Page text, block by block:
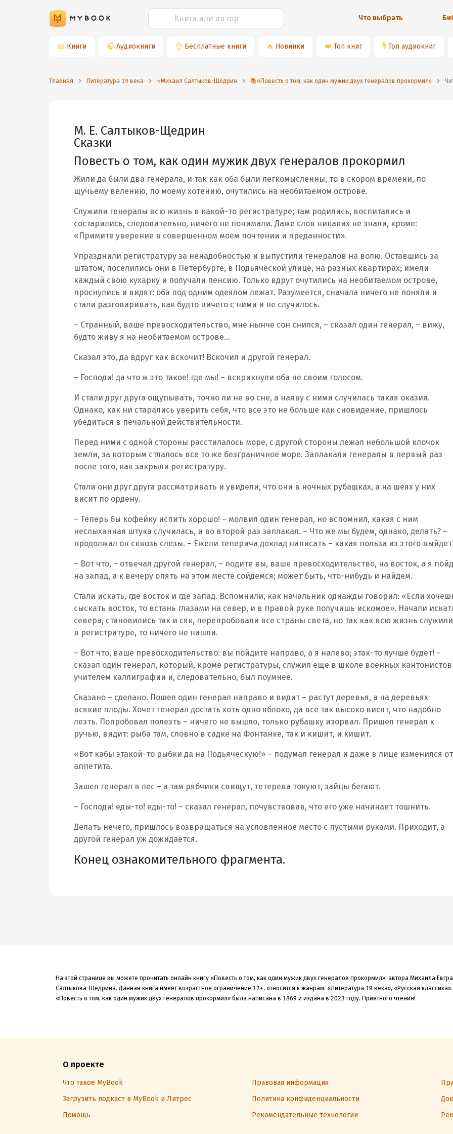
Что выбрать
📖 Книги 🎧 Аудиокниги 👌 Бесплатные книги 🔥 Новинки ❤️ Топ книг 🎙 Топ аудиокниг
Главная Литература 19 века ⭐️Михаил Салтыков-Щедрин 📚«Повесть о том, как один мужик двух генералов прокормил»
М. Е. Салтыков-Щедрин
Сказки
Повесть о том, как один мужик двух генералов прокормил
Жили да были два генерала, и так как оба были легкомысленны, то в скором времени, по
щучьему велению, по моему хотению, очутились на необитаемом острове.
Служили генералы всю жизнь в какой-то регистратуре; там родились, воспитались и
состарились, следовательно, ничего не понимали. Даже слов никаких не знали, кроме:
«Примите уверение в совершенном моем почтении и преданности».
Упразднили регистратуру за ненадобностью и выпустили генералов на волю. Оставшись за
штатом, поселились они в Петербурге, в Подьяческой улице, на разных квартирах; имели
каждый свою кухарку и получали пенсию. Только вдруг очутились на необитаемом острове,
проснулись и видят: оба под одним одеялом лежат. Разумеется, сначала ничего не поняли и
стали разговаривать, как будто ничего с ними и не случилось.
– Странный, ваше превосходительство, мне нынче сон снился, – сказал один генерал, – вижу,
будто живу я на необитаемом острове…
Сказал это, да вдруг как вскочит! Вскочил и другой генерал.
– Господи! да что ж это такое! где мы! – вскрикнули оба не своим голосом.
И стали друг друга ощупывать, точно ли не во сне, а наяву с ними случилась такая оказия.
Однако, как ни старались уверить себя, что все это не больше как сновидение, пришлось
убедиться в печальной действительности.
Перед ними с одной стороны расстилалось море, с другой стороны лежал небольшой клочок
земли, за которым стлалось все то же безграничное море. Заплакали генералы в первый раз
после того, как закрыли регистратуру.
Стали они друг друга рассматривать и увидели, что они в ночных рубашках, а на шеях у них
висит по ордену.
– Теперь бы кофейку испить хорошо! – молвил один генерал, но вспомнил, какая с ним
неслыханная штука случилась, и во второй раз заплакал. – Что же мы будем, однако, делать? –
продолжал он сквозь слезы. – Ежели теперича доклад написать – какая польза из этого
– Вот что, – отвечал другой генерал, – подите вы, ваше превосходительство, на восток, а я
на запад, а к вечеру опять на этом месте сойдемся; может быть, что-нибудь и найдем.
Стали искать, где восток и где запад. Вспомнили, как начальник однажды говорил: «Если
сыскать восток, то встань глазами на север, и в правой руке получишь искомое». Начали
севера, становились так и сяк, перепробовали все страны света, но так как всю жизнь служили
в регистратуре, то ничего не нашли.
– Вот что, ваше превосходительство: вы пойдите направо, а я налево; этак-то лучше будет! –
сказал один генерал, который, кроме регистратуры, служил еще в школе военных кантонистов
учителем каллиграфии и, следовательно, был поумнее.
Сказано – сделано. Пошел один генерал направо и видит – растут деревья, а на деревьях
всякие плоды. Хочет генерал достать хоть одно яблоко, да все так высоко висят, что надобно
лезть. Попробовал полезть – ничего не вышло, только рубашку изорвал. Пришел генерал к
ручью, видит: рыба там, словно в садке на Фонтанке, так и кишит, и кишит.
«Вот кабы этакой-то рыбки да на Подьяческую!» – подумал генерал и даже в лице изменился от
аппетита.
Зашел генерал в лес – а там рябчики свищут, тетерева токуют, зайцы бегают.
– Господи! еды-то! еды-то! – сказал генерал, почувствовав, что его уже начинает тошнить.
Делать нечего, пришлось возвращаться на условленное место с пустыми руками. Приходит, а
другой генерал уж дожидается.
Конец ознакомительного фрагмента.
На этой странице вы можете прочитать онлайн книгу «Повесть о том, как один мужик двух генералов прокормил», автора Михаила
Салтыкова-Щедрина. Данная книга имеет возрастное ограничение 12+, относится к жанрам: «Литература 19 века», «Русская классика».
«Повесть о том, как один мужик двух генералов прокормил» была написана в 1869 и издана в 2023 году. Приятного чтения!
О проекте
Что такое MyBook Правовая информация
Загрузить подкаст в MyBook и Литрес
Политика конфиденциальности
Помощь
Рекомендательные технологии